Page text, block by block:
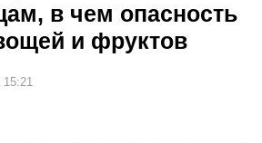
в чем опасность
и фруктов
15:21